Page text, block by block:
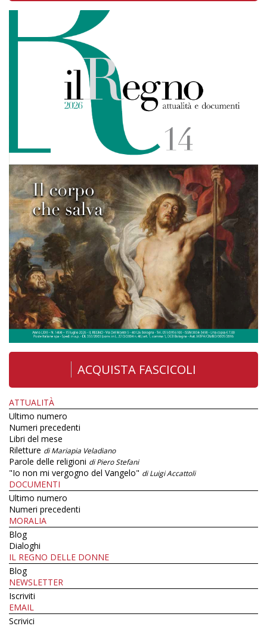
ACQUISTA FASCICOLI
ATTUALITÀ
Ultimo numero
Numeri precedenti
Libri del mese
Riletture di Mariapia Veladiano
Parole delle religioni di Piero Stefani
"Io non mi vergogno del Vangelo" di Luigi Accattoli
DOCUMENTI
Ultimo numero
Numeri precedenti
MORALIA
Blog
Dialoghi
IL REGNO DELLE DONNE
Blog
NEWSLETTER
Iscriviti
EMAIL
Scrivici